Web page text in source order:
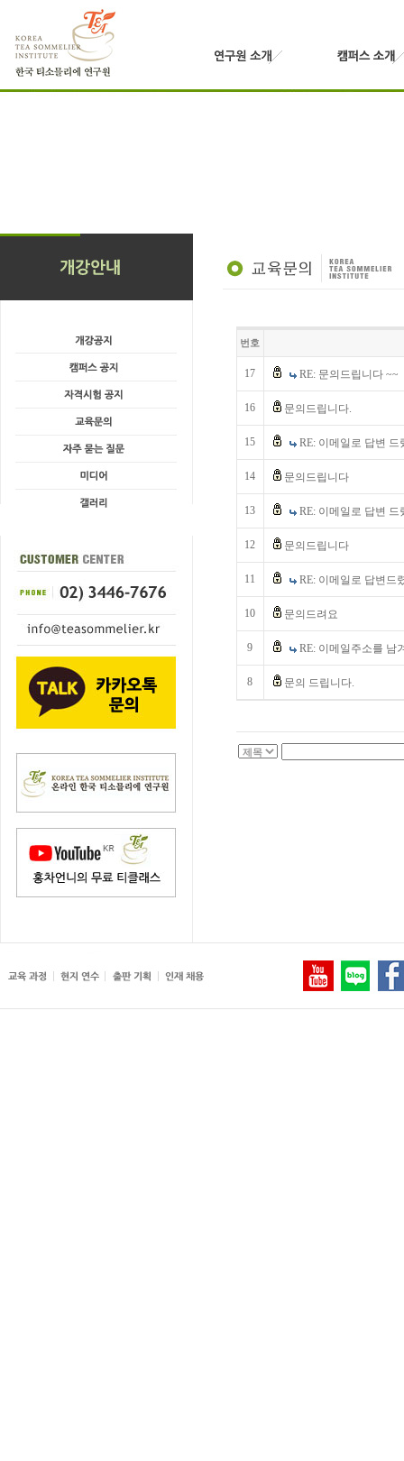
번호
17 RE: 문의드립니다 ~~
16 문의드립니다.
15 RE: 이메일로 답변 드
14 문의드립니다
13 RE: 이메일로 답변 드
12 문의드립니다
11 RE: 이메일로 답변드
10 문의드려요
9 RE: 이메일주소를 남
8 문의 드립니다.